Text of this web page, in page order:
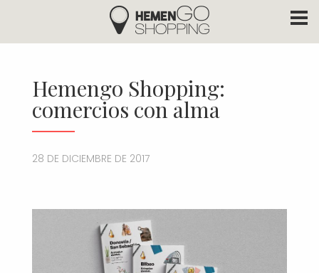
Pasar al contenido principal
Hemengo Shopping
Hemengo Shopping:
comercios con alma
28 DE DICIEMBRE DE 2017